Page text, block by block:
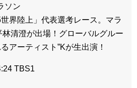
ソン
界陸上」代表選考レース。マラ
清澄が出場！グローバルグルー
アーティスト”Kが生出演！
TBS1